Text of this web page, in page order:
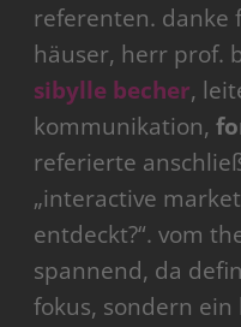
referenten. danke
häuser, herr prof.
sibylle becher,
kommunikation,
referierte
„interactive
entdeckt?“. vom
spannend, da
fokus, sondern